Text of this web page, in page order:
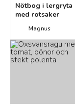
Nötbog i lergryta
med rotsaker
Magnus